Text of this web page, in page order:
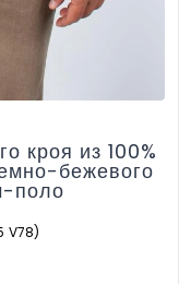
кроя из 100%
бежевого
поло
V78)